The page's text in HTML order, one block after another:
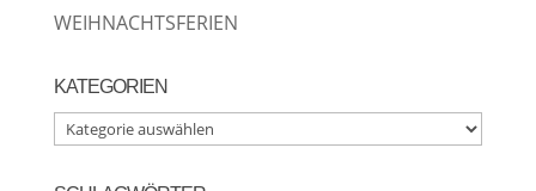
WEIHNACHTSFERIEN
KATEGORIEN
Kategorien